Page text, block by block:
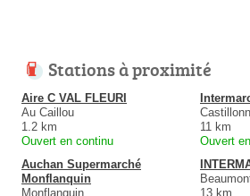
Stations à proximité
Aire C VAL FLEURI
Au Caillou
1.2 km
Ouvert en continu
11 km
Ouvert
Auchan Supermarché
Monflanquin
Monflanquin
13 km